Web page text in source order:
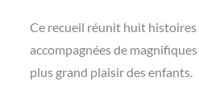
Ce recueil réunit huit histoires
accompagnées de
plus grand plaisir des enfants.